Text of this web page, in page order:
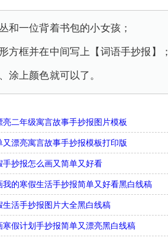
和一位背着书包的小女孩；
方框并在中间写上【词语手抄报】；
涂上颜色就可以了。
二年级寓言故事手抄报图片模板
漂亮寓言故事手抄报模板打印版
抄报怎么画又简单又好看
的寒假生活手抄报简单又好看黑白线稿
活手抄报图片大全黑白线稿
假计划手抄报简单又漂亮黑白线稿